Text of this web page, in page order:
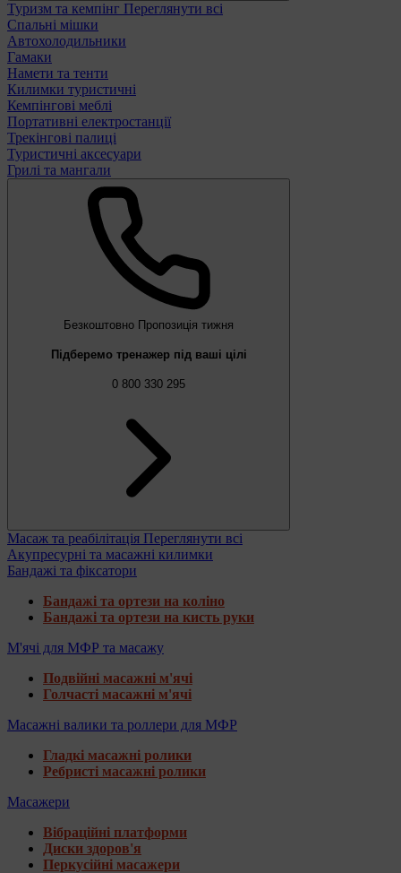
Туризм та кемпінг Переглянути всі
Спальні мішки
Автохолодильники
Гамаки
Намети та тенти
Килимки туристичні
Кемпінгові меблі
Портативні електростанції
Трекінгові палиці
Туристичні аксесуари
Грилі та мангали
Безкоштовно Пропозиція тижня
Підберемо тренажер під ваші цілі
0 800 330 295
Масаж та реабілітація Переглянути всі
Акупресурні та масажні килимки
Бандажі та фіксатори
Бандажі та ортези на коліно
Бандажі та ортези на кисть руки
М'ячі для МФР та масажу
Подвійні масажні м'ячі
Голчасті масажні м'ячі
Масажні валики та роллери для МФР
Гладкі масажні ролики
Ребристі масажні ролики
Масажери
Вібраційні платформи
Диски здоров'я
Перкусійні масажери